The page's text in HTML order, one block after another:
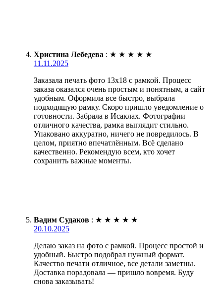
Христина Лебедева : ★ ★ ★ ★ ★
11.11.2025
Заказала печать фото 13х18 с рамкой. Процесс
заказа оказался очень простым и понятным, а сайт
удобным. Оформила все быстро, выбрала
подходящую рамку. Скоро пришло уведомление о
готовности. Забрала в Исаклах. Фотографии
отличного качества, рамка выглядит стильно.
Упаковано аккуратно, ничего не повредилось. В
целом, приятно впечатлённым. Всё сделано
качественно. Рекомендую всем, кто хочет
сохранить важные моменты.
Вадим Судаков : ★ ★ ★ ★ ★
20.10.2025
Делаю заказ на фото с рамкой. Процесс простой и
удобный. Быстро подобрал нужный формат.
Качество печати отличное, все детали заметны.
Доставка порадовала — пришло вовремя. Буду
снова заказывать!